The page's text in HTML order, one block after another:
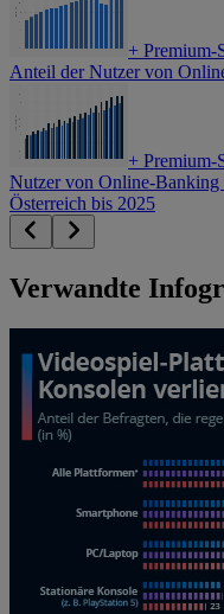
+ Premium-
Anteil der Nutzer von
+ Premium-
Nutzer von Online-Banking
Österreich bis 2025
Verwandte